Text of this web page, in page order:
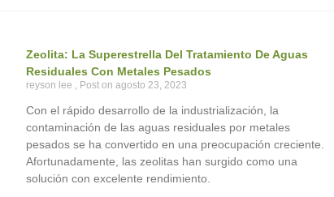
Zeolita: La Superestrella Del Tratamiento De Aguas
Residuales Con Metales Pesados
reyson lee agosto 23, 2023
Con el rápido desarrollo de la industrialización, la
contaminación de las aguas residuales por metales
pesados se ha convertido en una preocupación creciente.
Afortunadamente, las zeolitas han surgido como una
solución con excelente rendimiento.